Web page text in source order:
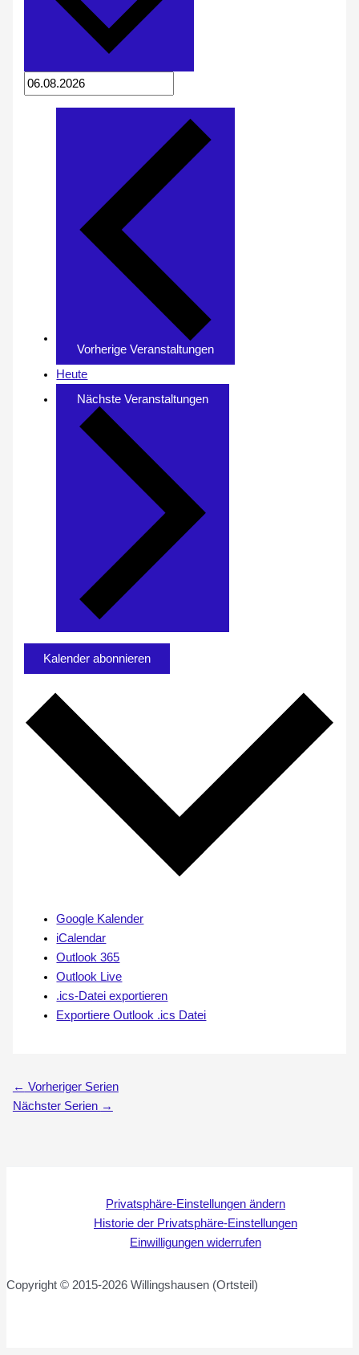
VorherigeVeranstaltungen
Heute
NächsteVeranstaltungen
Kalender abonnieren
Google Kalender
iCalendar
Outlook 365
Outlook Live
.ics-Datei exportieren
Exportiere Outlook .ics Datei
← Vorheriger Serien
Nächster Serien →
Privatsphäre-Einstellungen ändern
Historie der Privatsphäre-Einstellungen
Einwilligungen widerrufen
Copyright © 2015-2026 Willingshausen (Ortsteil)